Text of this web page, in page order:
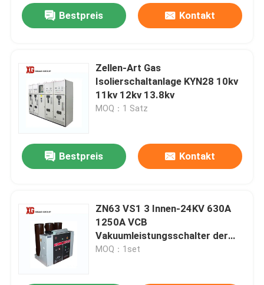
Bestpreis Kontakt
Zellen-Art Gas
Isolierschaltanlage KYN28 10kv
11kv 12kv 13.8kv
MOQ：1 Satz
Bestpreis Kontakt
ZN63 VS1 3 Innen-24KV 630A
1250A VCB
Vakuumleistungsschalter der
Phasen-
MOQ：1set